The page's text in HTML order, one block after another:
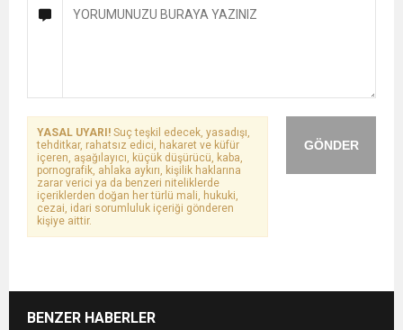
GÖNDER
YASAL UYARI! Suç teşkil edecek, yasadışı,
tehditkar, rahatsız edici, hakaret ve küfür
içeren, aşağılayıcı, küçük düşürücü, kaba,
pornografik, ahlaka aykırı, kişilik haklarına
zarar verici ya da benzeri niteliklerde
içeriklerden doğan her türlü mali, hukuki,
cezai, idari sorumluluk içeriği gönderen
kişiye aittir.
BENZER HABERLER